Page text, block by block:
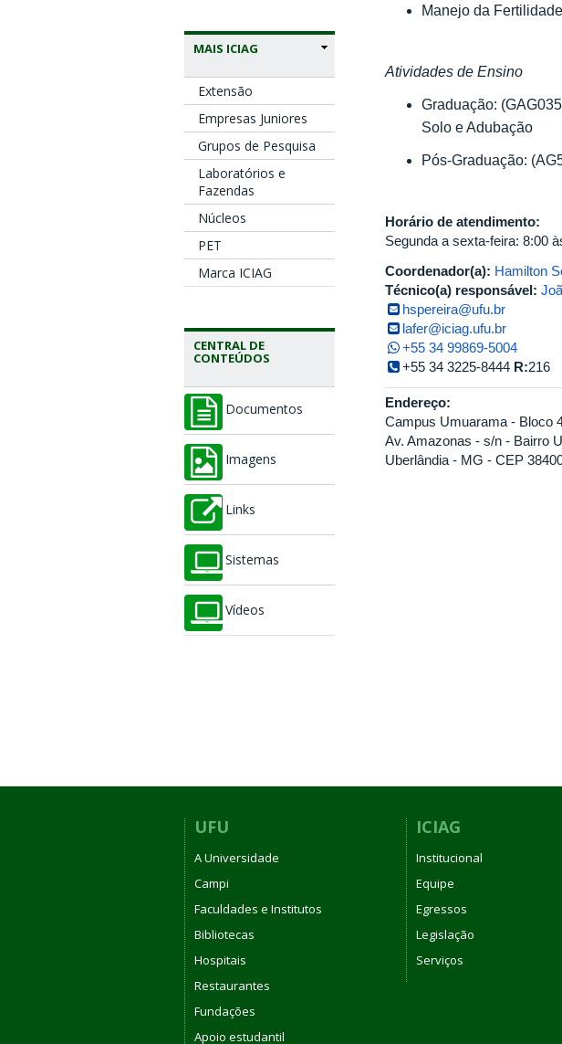
MAIS ICIAG
Extensão
Empresas Juniores
Grupos de Pesquisa
Laboratórios e
Fazendas
Núcleos
PET
Marca ICIAG
CENTRAL DE
CONTEÚDOS
Documentos
Imagens
Links
Sistemas
Vídeos
Manejo da
Atividades de Ensino
Graduação:
Solo e Adubação
Pós-Graduação:
Horário de atendimento:
Segunda a sexta-feira: 8:00
Coordenador(a): Hamilton
Técnico(a) responsável:
hspereira@ufu.br
lafer@iciag.ufu.br
+55 34 99869-5004
+55 34 3225-8444 R:216
Endereço:
Campus Umuarama - Bloco
Av. Amazonas - s/n - Bairro
Uberlândia - MG - CEP
UFU
A Universidade
Campi
Faculdades e Institutos
Bibliotecas
Hospitais
Restaurantes
Fundações
Apoio estudantil
ICIAG
Institucional
Equipe
Egressos
Legislação
Serviços